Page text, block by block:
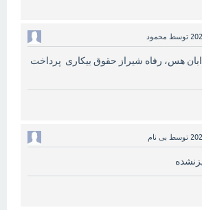
توسط محمود
سلام تا امروز که 30ابان هس، رفاه شیراز حقوق بیکاری پرداخت
توسط بی نام